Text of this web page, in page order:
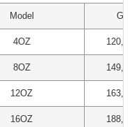
Model Giá
4OZ
8OZ
12OZ
16OZ